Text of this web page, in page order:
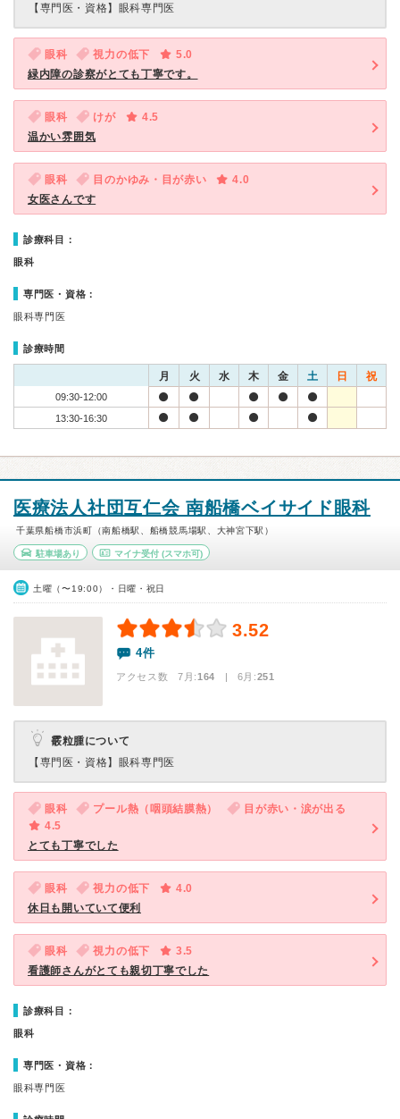
【専門医・資格】 眼科専門医
眼科 視力の低下
5.0
緑内障の診察がとても丁寧です。
眼科 けが
4.5
温かい雰囲気
眼科 目のかゆみ・目が赤い
4.0
女医さんです
診療科目：
眼科
専門医・資格：
眼科専門医
診療時間
月 火 水 木 金 土 日 祝
09:30-12:00
13:30-16:30
医療法人社団互仁会 南船橋ベイサイド眼科
千葉県船橋市浜町（南船橋駅、船橋競馬場駅、大神宮下駅）
駐車場あり マイナ受付(スマホ可)
土曜（〜19:00）・日曜・祝日
3.52
4件
アクセス数 7月:164 | 6月:251
霰粒腫について
【専門医・資格】 眼科専門医
眼科 プール熱（咽頭結膜熱）
目が赤い・涙が出る
4.5
とても丁寧でした
眼科 視力の低下
4.0
休日も開いていて便利
眼科 視力の低下
3.5
看護師さんがとても親切丁寧でした
診療科目：
眼科
専門医・資格：
眼科専門医